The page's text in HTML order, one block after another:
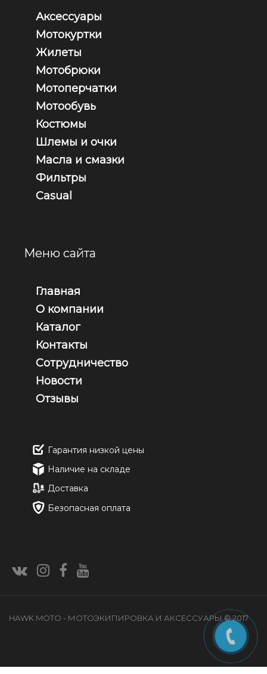
Аксессуары
Мотокуртки
Жилеты
Мотобрюки
Мотоперчатки
Мотообувь
Костюмы
Шлемы и очки
Масла и смазки
Фильтры
Casual
Меню сайта
Главная
О компании
Каталог
Контакты
Сотрудничество
Новости
Отзывы
Гарантия низкой цены
Наличие на складе
Доставка
Безопасная оплата
HAWK MOTO - МОТОЭКИПИРОВКА И АКСЕССУАРЫ © 2017